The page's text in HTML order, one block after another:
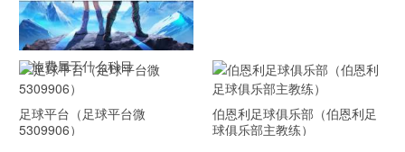
差旅费属于什么科目
足球平台（足球平台微
5309906）
伯恩利足球俱乐部（伯恩利足
球俱乐部主教练）